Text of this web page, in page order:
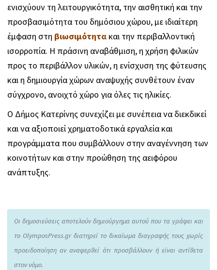
ενισχύουν τη λειτουργικότητα, την αισθητική και την
προσβασιμότητα του δημόσιου χώρου, με ιδιαίτερη
έμφαση στη βιωσιμότητα και την περιβαλλοντική
ισορροπία. Η πράσινη αναβάθμιση, η χρήση φιλικών
προς το περιβάλλον υλικών, η ενίσχυση της φύτευσης
και η δημιουργία χώρων αναψυχής συνθέτουν έναν
σύγχρονο, ανοιχτό χώρο για όλες τις ηλικίες.
Ο Δήμος Κατερίνης συνεχίζει με συνέπεια να διεκδικεί
και να αξιοποιεί χρηματοδοτικά εργαλεία και
προγράμματα που συμβάλλουν στην αναγέννηση των
κοινοτήτων και στην προώθηση της αειφόρου
ανάπτυξης.
Οι δημοσιεύσεις αποτελούν δημιούργημα αυτού που τα γράφει και
το OlymposPress.gr διατηρεί το δικαίωμα διαγραφής τους χωρίς
προειδοποίηση αν αναφερθεί ότι προσβάλλουν ή είναι αντίθετα
στον νόμο.